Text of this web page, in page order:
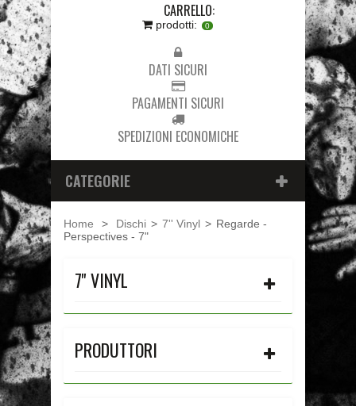
CARRELLO:
prodotti: 0
DATI SICURI
PAGAMENTI SICURI
SPEDIZIONI ECONOMICHE
CATEGORIE
Home > Dischi > 7'' Vinyl > Regarde -
Perspectives - 7"
7'' VINYL
PRODUTTORI